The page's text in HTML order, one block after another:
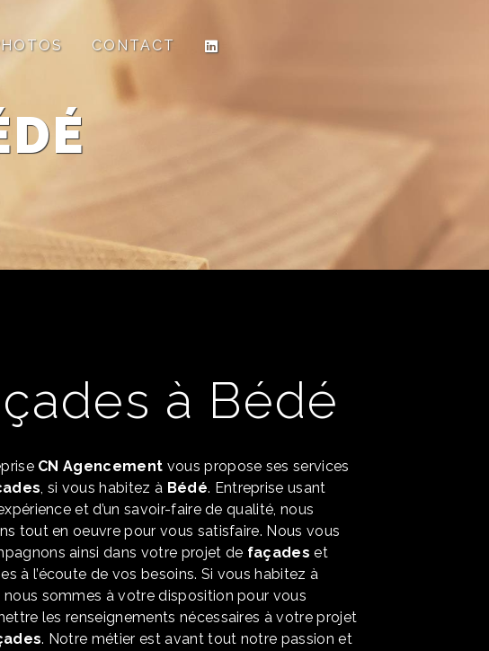
CONTACT
à Bédé
CN Agencement vous propose ses services
, si vous habitez à Bédé. Entreprise usant
et d’un savoir-faire de qualité, nous
tout en oeuvre pour vous satisfaire. Nous vous
ainsi dans votre projet de façades et
à l’écoute de vos besoins. Si vous habitez à
nous sommes à votre disposition pour vous
les renseignements nécessaires à votre projet
. Notre métier est avant tout notre passion et